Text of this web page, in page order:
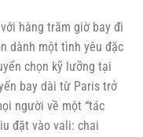
hàng trăm giờ bay đi
dành một tình yêu đặc
chọn kỹ lưỡng tại
bay dài từ Paris trở
người về một “tác
đặt vào vali: chai